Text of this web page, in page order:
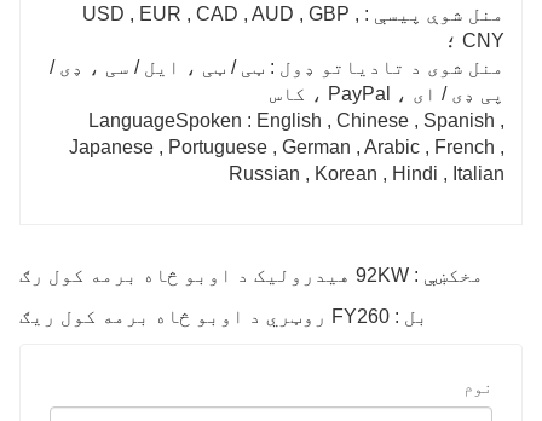
منل شوې پیسې : USD , EUR , CAD , AUD , GBP ,
CNY ؛
منل شوی د تادیاتو ډول : ټی / ټی ، ایل / سی ، ډی /
پی ډی / ای ، PayPal ، کاس
LanguageSpoken : English , Chinese , Spanish ,
Japanese , Portuguese , German , Arabic , French ,
Russian , Korean , Hindi , Italian
مخکښې : 92KW هیدرولیک د اوبو څاه برمه کول رګ
بل : FY260 روټري د اوبو څاه برمه کول ریګ
نوم